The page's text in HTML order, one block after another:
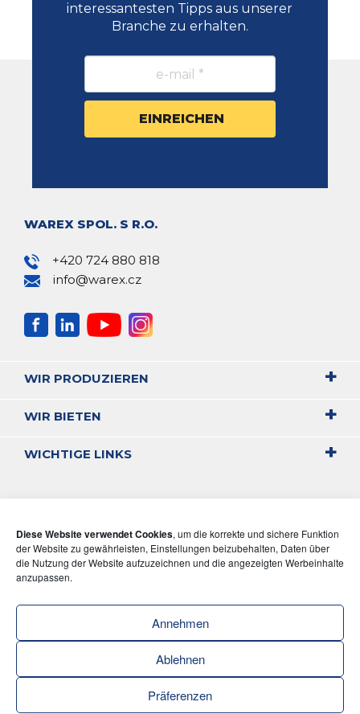
Diese Website verwendet Cookies, um die korrekte und sichere Funktion
der Website zu gewährleisten, Einstellungen beizubehalten, Daten über
die Nutzung der Website aufzuzeichnen und die angezeigten Werbeinhalte
anzupassen.
Annehmen
Ablehnen
Präferenzen
interessantesten Tipps aus unserer
Branche zu erhalten.
WAREX SPOL. S R.O.
+420 724 880 818
info@warex.cz
WIR PRODUZIEREN
WIR BIETEN
WICHTIGE LINKS